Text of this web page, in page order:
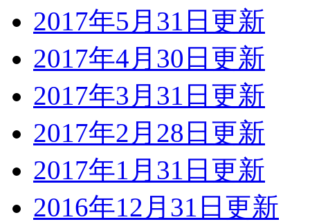
2017年5月31日更新
2017年4月30日更新
2017年3月31日更新
2017年2月28日更新
2017年1月31日更新
2016年12月31日更新